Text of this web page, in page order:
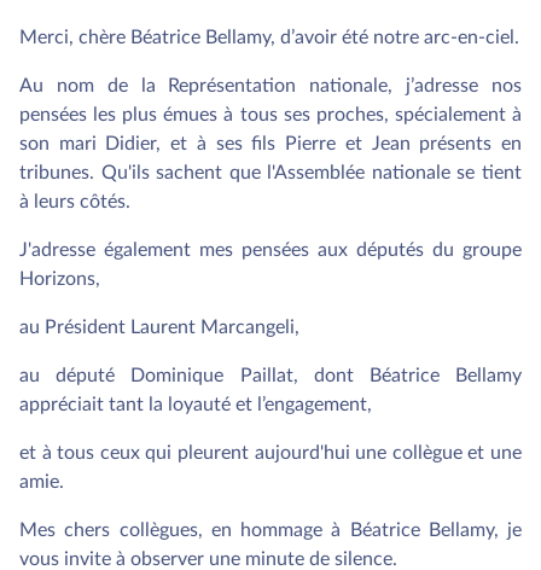
Merci, chère Béatrice Bellamy, d’avoir été notre arc-en-ciel.
Au nom de la Représentation nationale, j’adresse nos
pensées les plus émues à tous ses proches, spécialement à
son mari Didier, et à ses fils Pierre et Jean présents en
tribunes. Qu'ils sachent que l'Assemblée nationale se tient
à leurs côtés.
J'adresse également mes pensées aux députés du groupe
Horizons,
au Président Laurent Marcangeli,
au député Dominique Paillat, dont Béatrice Bellamy
appréciait tant la loyauté et l’engagement,
et à tous ceux qui pleurent aujourd'hui une collègue et une
amie.
Mes chers collègues, en hommage à Béatrice Bellamy, je
vous invite à observer une minute de silence.